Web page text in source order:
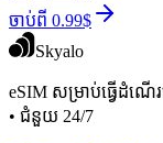
ចាប់ពី 0.99$
Skyalo
eSIM សម្រាប់ធ្វើដំណើ
• ជំនួយ 24/7